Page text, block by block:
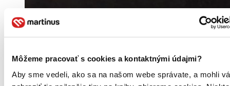
Môžeme pracovať s cookies a kontaktnými údajmi?
Aby sme vedeli, ako sa na našom webe správate, a mohli